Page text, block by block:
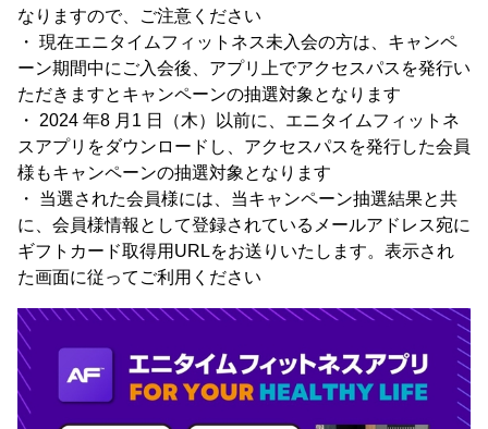
なりますので、ご注意ください
・ 現在エニタイムフィットネス未入会の方は、キャンペ
ーン期間中にご入会後、アプリ上でアクセスパスを発行い
ただきますとキャンペーンの抽選対象となります
・ 2024 年8 月1 日（木）以前に、エニタイムフィットネ
スアプリをダウンロードし、アクセスパスを発行した会員
様もキャンペーンの抽選対象となります
・ 当選された会員様には、当キャンペーン抽選結果と共
に、会員様情報として登録されているメールアドレス宛に
ギフトカード取得用URLをお送りいたします。表示され
た画面に従ってご利用ください